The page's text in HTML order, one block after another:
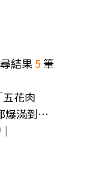
結果5筆
花肉
爆滿到凌
|